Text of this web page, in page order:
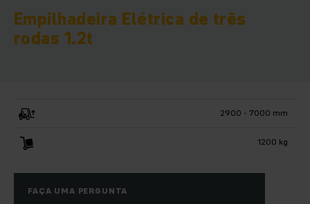
Empilhadeira Elétrica de três
rodas 1.2t
2900 - 7000 mm
1200 kg
FAÇA UMA PERGUNTA